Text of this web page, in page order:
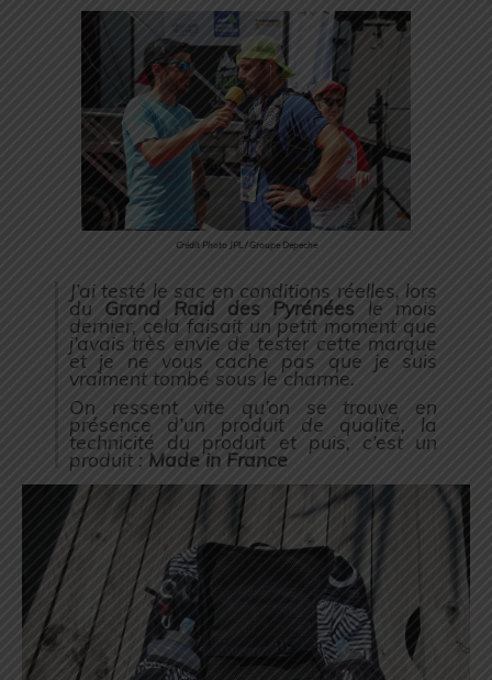
Crédit Photo JPL / Groupe Depeche
J’ai testé le sac en conditions réelles, lors
du Grand Raid des Pyrénées le mois
dernier, cela faisait un petit moment que
j’avais très envie de tester cette marque
et je ne vous cache pas que je suis
vraiment tombé sous le charme.
On ressent vite qu’on se trouve en
présence d’un produit de qualité, la
technicité du produit et puis, c’est un
produit : Made in France